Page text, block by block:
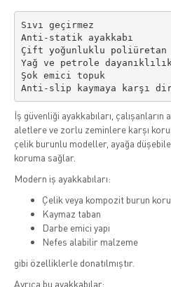
Sıvı geçirmez
Anti-statik ayakkabı
Çift yoğunluklu poliüretan
Yağ ve petrole dayanıklılık
Şok emici topuk
Anti-slip kaymaya karşı
İş güvenliği ayakkabıları, çalışanların
aletlere ve zorlu zeminlere karşı
çelik burunlu modeller, ayağa
koruma sağlar.
Modern iş ayakkabıları:
Çelik veya kompozit burun
Kaymaz taban
Darbe emici yapı
Nefes alabilir malzeme
gibi özelliklerle donatılmıştır.
Ayrıca bu ayakkabılar: